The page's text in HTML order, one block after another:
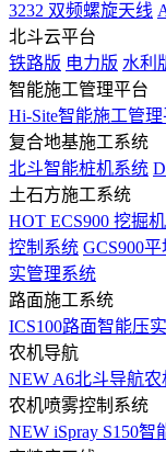
3232 双频螺旋天线
北斗云平台
铁路版 电力版 水利
智能施工管理平台
Hi-Site智能施工管理
复合地基施工系统
北斗智能桩机系统
土石方施工系统
HOT ECS900 挖掘
控制系统 GCS900
实管理系统
路面施工系统
ICS100路面智能压
农机导航
NEW A6北斗导航
农机喷雾控制系统
NEW iSpray S150